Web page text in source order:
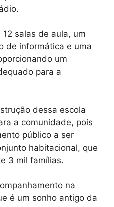
salas de aula, um
de informática e uma
um
para a
dessa escola
a comunidade, pois
público a ser
habitacional, que
3 mil famílias.
na
é um sonho antigo da